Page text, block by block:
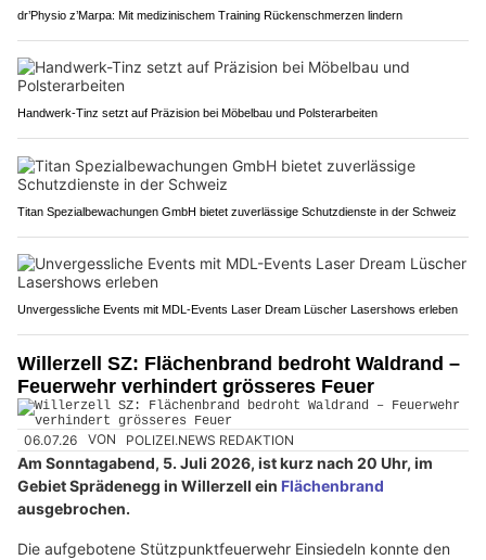
dr’Physio z’Marpa: Mit medizinischem Training Rückenschmerzen lindern
Handwerk-Tinz setzt auf Präzision bei Möbelbau und Polsterarbeiten
Titan Spezialbewachungen GmbH bietet zuverlässige Schutzdienste in der Schweiz
Unvergessliche Events mit MDL-Events Laser Dream Lüscher Lasershows erleben
Willerzell SZ: Flächenbrand bedroht Waldrand –
Feuerwehr verhindert grösseres Feuer
06.07.26 VON POLIZEI.NEWS REDAKTION
Am Sonntagabend, 5. Juli 2026, ist kurz nach 20 Uhr, im
Gebiet Sprädenegg in Willerzell ein Flächenbrand
ausgebrochen.
Die aufgebotene Stützpunktfeuerwehr Einsiedeln konnte den